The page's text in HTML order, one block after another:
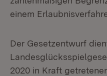
einem
Der Gesetzentwurf
2020 in Kraft